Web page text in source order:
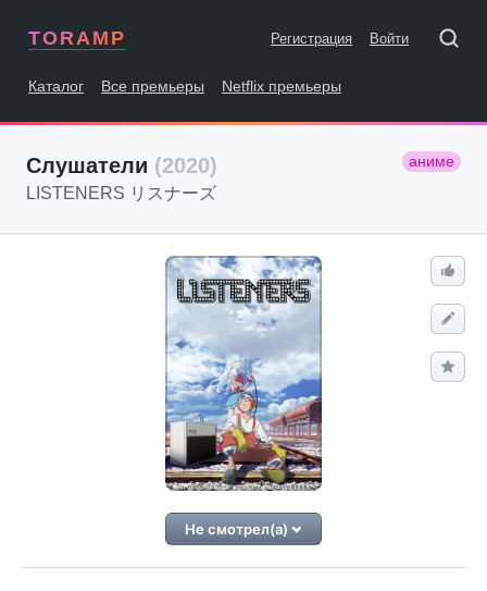
TORAMP Регистрация Войти
Каталог Все премьеры Netflix премьеры
Слушатели (2020) аниме
LISTENERS リスナーズ
Не смотрел(а)